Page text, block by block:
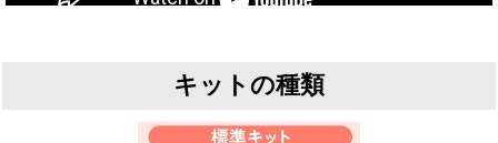
キットの種類